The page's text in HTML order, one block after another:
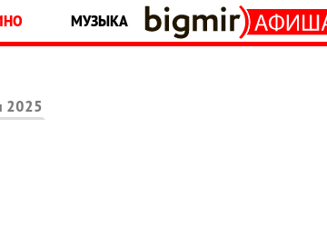
МУЗЫКА
2025